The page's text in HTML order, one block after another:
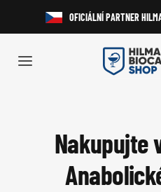
obsah
OFICIÁLNÍ PARTNER
Toggle
HGH a PeptidyNakupujte